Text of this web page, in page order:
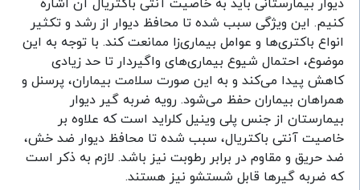
دیوار بیمارستانی باید به خاصیت آنتی باکتریال آن اشاره
کنیم. این ویژگی سبب شده تا محافظ دیوار از رشد و تکثیر
انواع باکتری‌ها و عوامل بیماری‌زا ممانعت کند. با توجه به این
موضوع، احتمال شیوع بیماری‌های واگیردار تا حد زیادی
کاهش پیدا می‌کند و به این صورت سلامت بیماران، پرسنل و
همراهان بیماران حفظ می‌شود. رویه ضربه گیر دیوار
بیمارستان از جنس پلی وینیل کلراید است که علاوه بر
خاصیت آنتی باکتریال، سبب شده تا محافظ دیوار ضد خش،
ضد حریق و مقاوم در برابر رطوبت نیز باشد. لازم به ذکر است
که ضربه گیر‌ها قابل شستشو نیز هستند.